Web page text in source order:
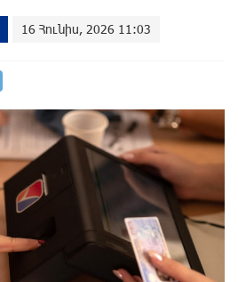
16 Հունիս, 2026 11:03